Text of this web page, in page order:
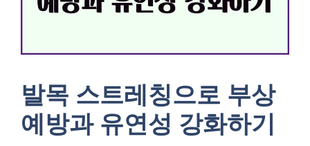
발목 스트레칭으로 부상
예방과 유연성 강화하기